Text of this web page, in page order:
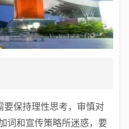
要保持理性思考，审慎对
词和宣传策略所迷惑，要